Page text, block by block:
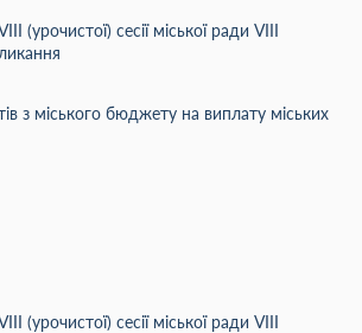
(урочистої) сесії міської ради VIII
з міського бюджету на виплату міських
(урочистої) сесії міської ради VIII